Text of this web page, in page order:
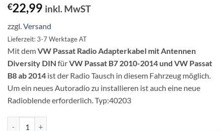
€22,99 inkl. MwST
zzgl.Versand
Lieferzeit: 3-7 Werktage AT
Mit demVW Passat Radio Adapterkabel mit Antennen
Diversity DIN fürVW Passat B7 2010-2014 und VW Passat
B8 ab 2014 ist der Radio Tausch in diesem Fahrzeug möglich.
Um ein neues Autoradio zu installieren ist auch eine neue
Radioblende erforderlich. Typ:40203